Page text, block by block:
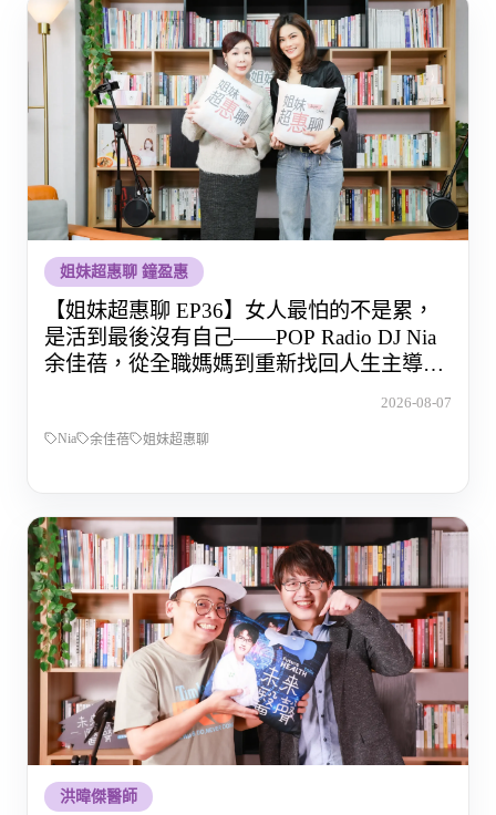
姐妹超惠聊 鐘盈惠
【姐妹超惠聊 EP36】女人最怕的不是累，
是活到最後沒有自己——POP Radio DJ Nia
余佳蓓，從全職媽媽到重新找回人生主導權
2026-08-07
Nia 余佳蓓 姐妹超惠聊
洪暐傑醫師